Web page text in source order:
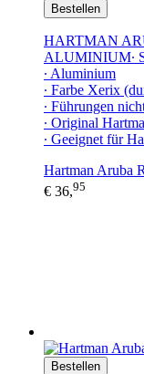
Bestellen
HARTMAN
ALUMINIUM∙
∙ Aluminium
∙ Farbe Xerix
∙ Führungen
∙ Original
∙ Geeignet für
Hartman Aruba
€ 36,95
Bestellen